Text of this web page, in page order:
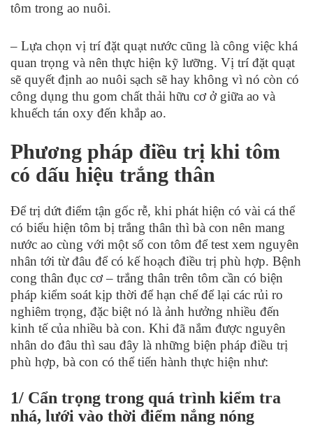
tôm trong ao nuôi.
– Lựa chọn vị trí đặt quạt nước cũng là công việc khá
quan trọng và nên thực hiện kỹ lưỡng. Vị trí đặt quạt
sẽ quyết định ao nuôi sạch sẽ hay không vì nó còn có
công dụng thu gom chất thải hữu cơ ở giữa ao và
khuếch tán oxy đến khắp ao.
Phương pháp điều trị khi tôm
có dấu hiệu trắng thân
Để trị dứt điểm tận gốc rễ, khi phát hiện có vài cá thể
có biểu hiện tôm bị trắng thân thì bà con nên mang
nước ao cùng với một số con tôm để test xem nguyên
nhân tới từ đâu để có kế hoạch điều trị phù hợp. Bệnh
cong thân đục cơ – trắng thân trên tôm cần có biện
pháp kiểm soát kịp thời để hạn chế để lại các rủi ro
nghiêm trọng, đặc biệt nó là ảnh hưởng nhiều đến
kinh tế của nhiều bà con. Khi đã nắm được nguyên
nhân do đâu thì sau đây là những biện pháp điều trị
phù hợp, bà con có thể tiến hành thực hiện như:
1/ Cẩn trọng trong quá trình kiểm tra
nhá, lưới vào thời điểm nắng nóng